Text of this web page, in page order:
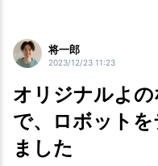
将一郎
2023/12/23 11:23
オリジナルよの
で、ロボット
ました